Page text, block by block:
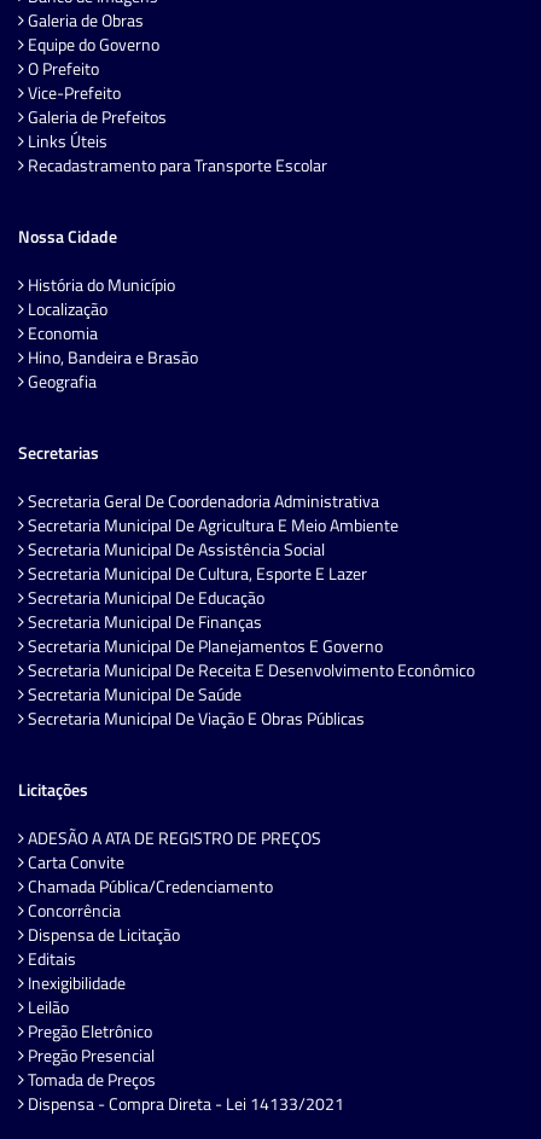
Galeria de Obras
Equipe do Governo
O Prefeito
Vice-Prefeito
Galeria de Prefeitos
Links Úteis
Recadastramento para Transporte Escolar
Nossa Cidade
História do Município
Localização
Economia
Hino, Bandeira e Brasão
Geografia
Secretarias
Secretaria Geral De Coordenadoria Administrativa
Secretaria Municipal De Agricultura E Meio Ambiente
Secretaria Municipal De Assistência Social
Secretaria Municipal De Cultura, Esporte E Lazer
Secretaria Municipal De Educação
Secretaria Municipal De Finanças
Secretaria Municipal De Planejamentos E Governo
Secretaria Municipal De Receita E Desenvolvimento Econômico
Secretaria Municipal De Saúde
Secretaria Municipal De Viação E Obras Públicas
Licitações
ADESÃO A ATA DE REGISTRO DE PREÇOS
Carta Convite
Chamada Pública/Credenciamento
Concorrência
Dispensa de Licitação
Editais
Inexigibilidade
Leilão
Pregão Eletrônico
Pregão Presencial
Tomada de Preços
Dispensa - Compra Direta - Lei 14133/2021